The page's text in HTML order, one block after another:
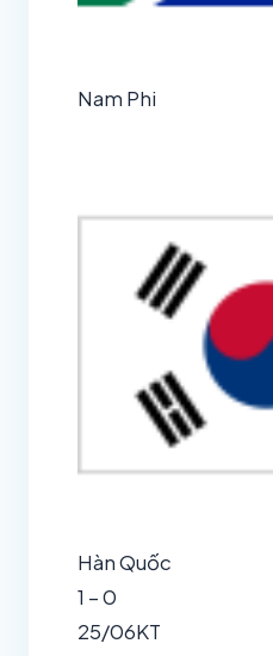
Nam Phi
Hàn Quốc
1 – 0
25/06KT